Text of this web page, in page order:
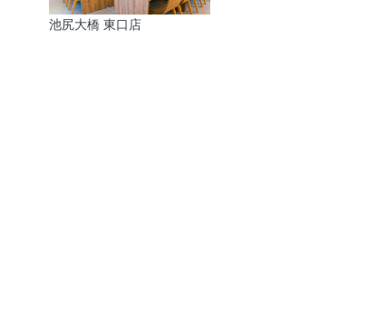
池尻大橋 東口店